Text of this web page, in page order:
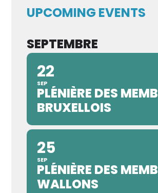
UPCOMING EVENTS
SEPTEMBRE
22
SEP
PLÉNIÈRE DES
BRUXELLOIS
25
SEP
PLÉNIÈRE DES
WALLONS